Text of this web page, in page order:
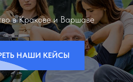
в Кракове и Варшаве
НАШИ КЕЙСЫ